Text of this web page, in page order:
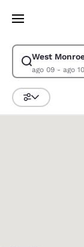
Pasar A
West
ago 09 - ago 10
Modificar la
Ordenar y